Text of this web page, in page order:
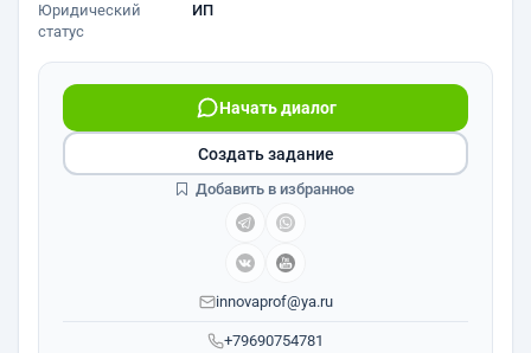
Юридический
статус
ИП
+79690754781
Начать диалог
innovaprof@ya.ru
Создать задание
Добавить в избранное